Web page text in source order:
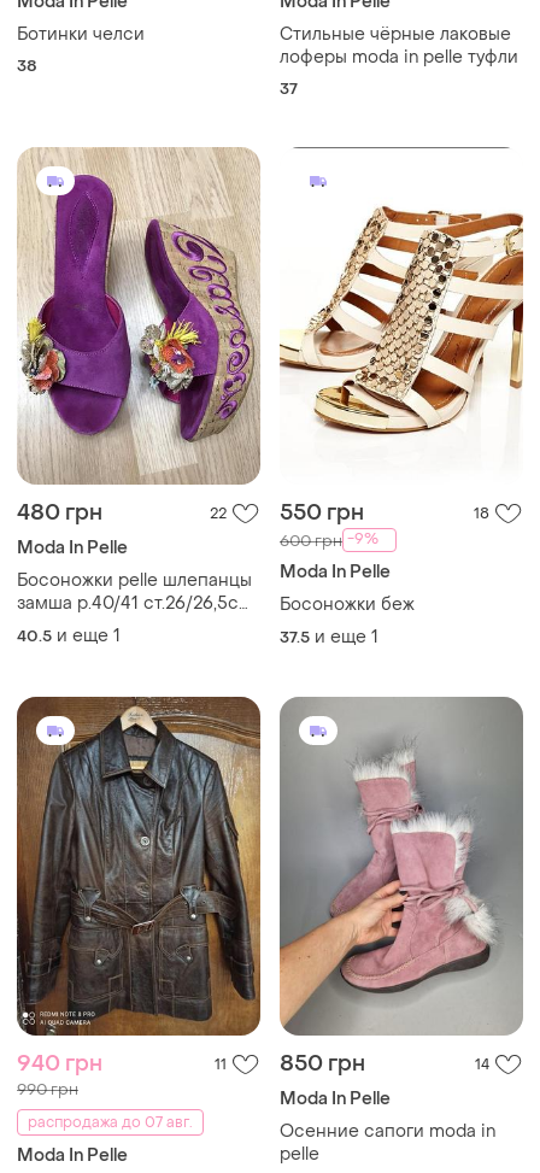
Ботинки челси
38
Стильные чёрные лаковые
лоферы moda in pelle туфли
37
480 грн 22
Moda In Pelle
Босоножки pelle шлепанцы
замша р.40/41 ст.26/26,5см
танкетка италия
40.5 и еще 1
550 грн 18
600 грн -9%
Moda In Pelle
Босоножки беж
37.5 и еще 1
940 грн 11
990 грн
распродажа до 07 авг.
Moda In Pelle
850 грн 14
Moda In Pelle
Осенние сапоги moda in
pelle